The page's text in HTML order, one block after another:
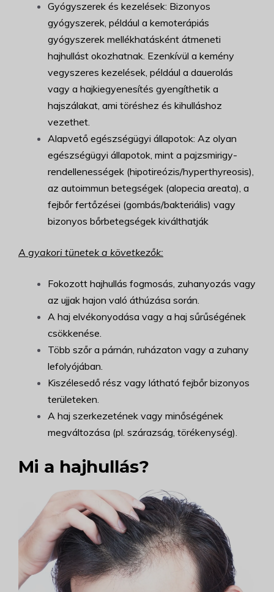
Gyógyszerek és kezelések: Bizonyos
gyógyszerek, például a kemoterápiás
gyógyszerek mellékhatásként átmeneti
hajhullást okozhatnak. Ezenkívül a kemény
vegyszeres kezelések, például a dauerolás
vagy a hajkiegyenesítés gyengíthetik a
hajszálakat, ami töréshez és kihulláshoz
vezethet.
Alapvető egészségügyi állapotok: Az olyan
egészségügyi állapotok, mint a pajzsmirigy-
rendellenességek (hipotireózis/hyperthyreosis),
az autoimmun betegségek (alopecia areata), a
fejbőr fertőzései (gombás/bakteriális) vagy
bizonyos bőrbetegségek kiválthatják
A gyakori tünetek a következők:
Fokozott hajhullás fogmosás, zuhanyozás vagy
az ujjak hajon való áthúzása során.
A haj elvékonyodása vagy a haj sűrűségének
csökkenése.
Több szőr a párnán, ruházaton vagy a zuhany
lefolyójában.
Kiszélesedő rész vagy látható fejbőr bizonyos
területeken.
A haj szerkezetének vagy minőségének
megváltozása (pl. szárazság, törékenység).
Mi a hajhullás?